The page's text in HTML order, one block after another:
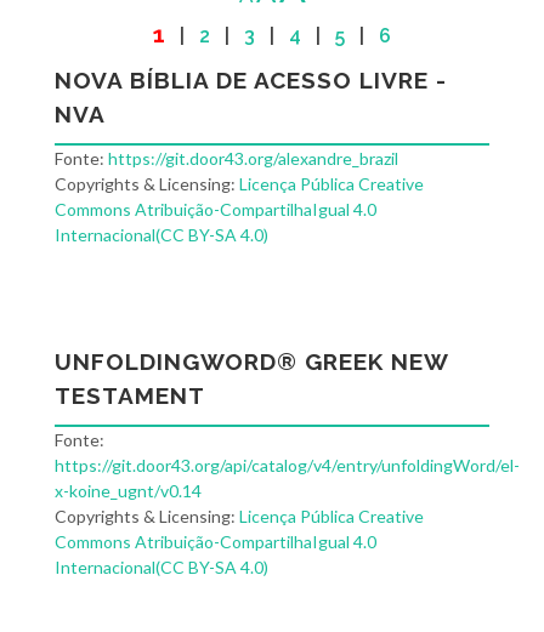
1 2 3 4 5 6
NOVA BÍBLIA DE ACESSO LIVRE -
NVA
Fonte: https://git.door43.org/alexandre_brazil
Copyrights & Licensing: Licença Pública Creative
Commons Atribuição-CompartilhaIgual 4.0
Internacional(CC BY-SA 4.0)
UNFOLDINGWORD® GREEK NEW
TESTAMENT
Fonte:
https://git.door43.org/api/catalog/v4/entry/unfoldingWord/el-
x-koine_ugnt/v0.14
Copyrights & Licensing: Licença Pública Creative
Commons Atribuição-CompartilhaIgual 4.0
Internacional(CC BY-SA 4.0)